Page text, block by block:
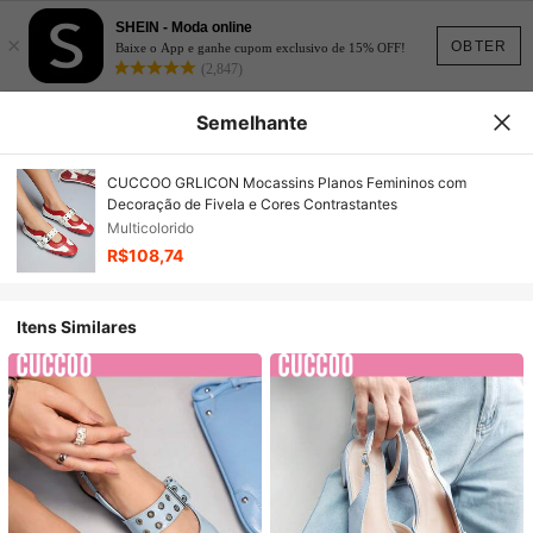
OBTER
×
SHEIN - Moda online
Baixe o App e ganhe cupom exclusivo de 15% OFF!
(2,847)
Semelhante
CUCCOO GRLICON Mocassins Planos Femininos com
Decoração de Fivela e Cores Contrastantes
Multicolorido
R$108,74
Itens Similares